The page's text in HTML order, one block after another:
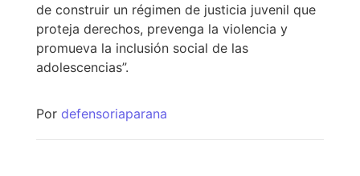
de construir un régimen de justicia juvenil que
proteja derechos, prevenga la violencia y
promueva la inclusión social de las
adolescencias”.
Por defensoriaparana